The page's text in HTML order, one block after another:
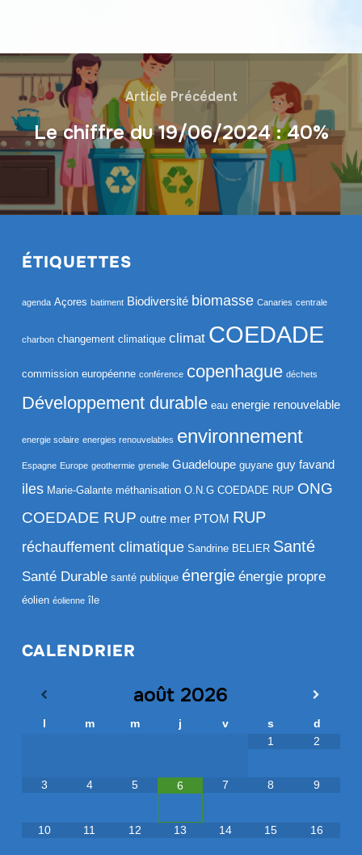
Article Précédent
Le chiffre du 19/06/2024 : 40%
ÉTIQUETTES
agenda Açores batiment Biodiversité biomasse Canaries centrale
charbon changement climatique climat COEDADE
commission européenne conférence copenhague déchets
Développement durable eau energie renouvelable
energie solaire energies renouvelables environnement
Espagne Europe geothermie grenelle Guadeloupe guyane guy favand
iles Marie-Galante méthanisation O.N.G COEDADE RUP ONG
COEDADE RUP outre mer PTOM RUP
réchauffement climatique Sandrine BELIER Santé
Santé Durable santé publique énergie énergie propre
éolien éolienne île
CALENDRIER
août 2026
l m m j v s
d
1
2
3 4 5 6 7 8 9
10 11 12 13 14 15 16